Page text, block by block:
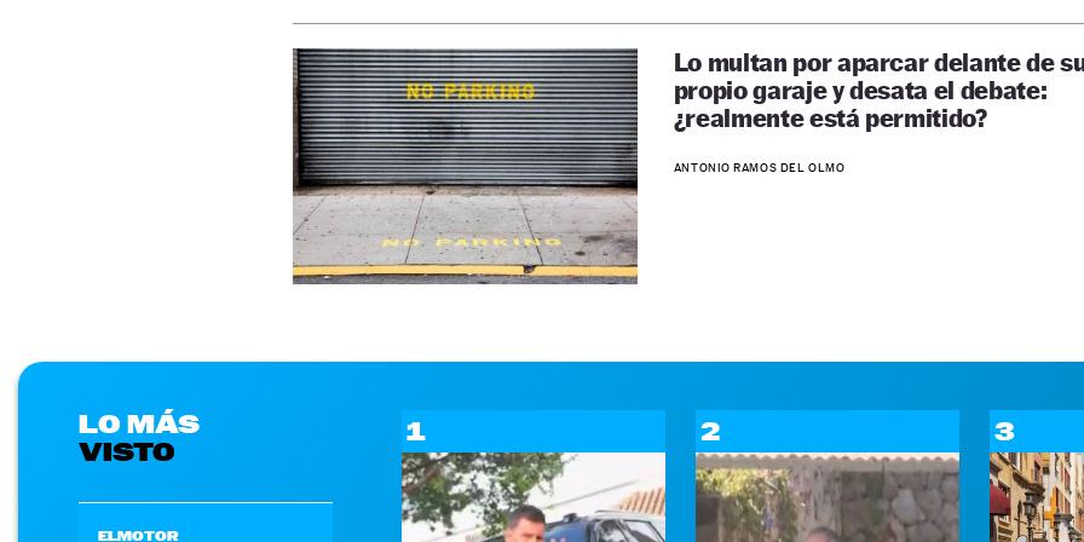
Lo multan por aparcar delante de
propio garaje y desata el debate:
¿realmente está permitido?
ANTONIO RAMOS DEL OLMO
LO MÁS
VISTO
ELMOTOR
1 2 3